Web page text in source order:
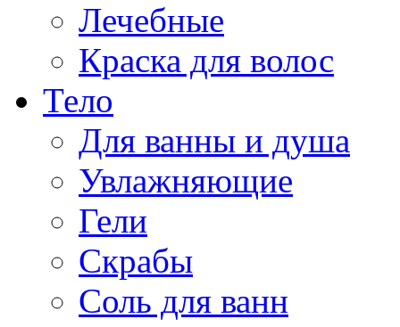
Лечебные
Краска для волос
Тело
Для ванны и душа
Увлажняющие
Гели
Скрабы
Соль для ванн